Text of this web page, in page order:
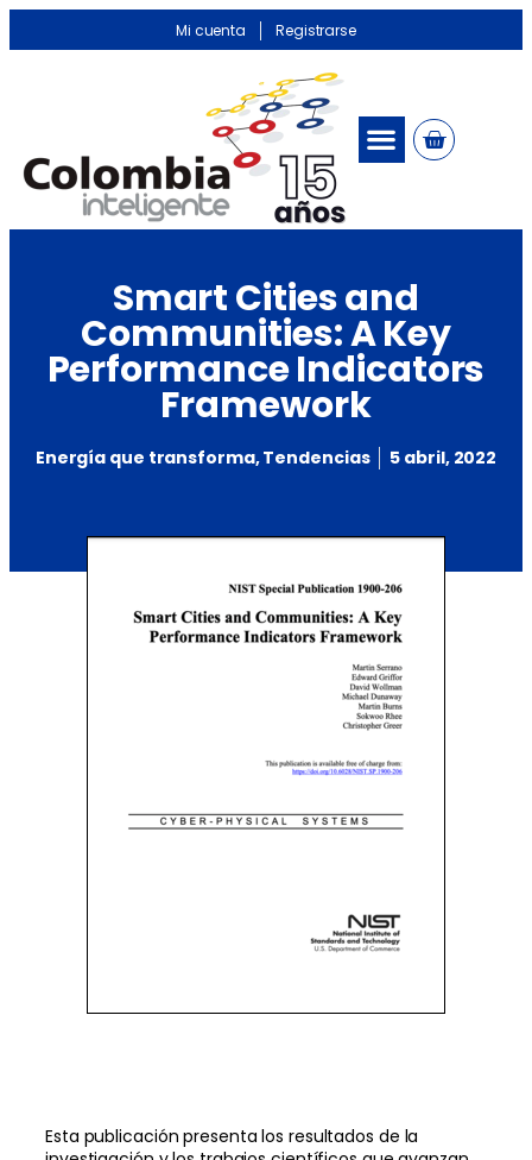
Mi cuenta Registrarse
Smart Cities and
Communities: A Key
Performance Indicators
Framework
Energía que transforma,Tendencias 5 abril, 2022
Esta publicación presenta los resultados de la